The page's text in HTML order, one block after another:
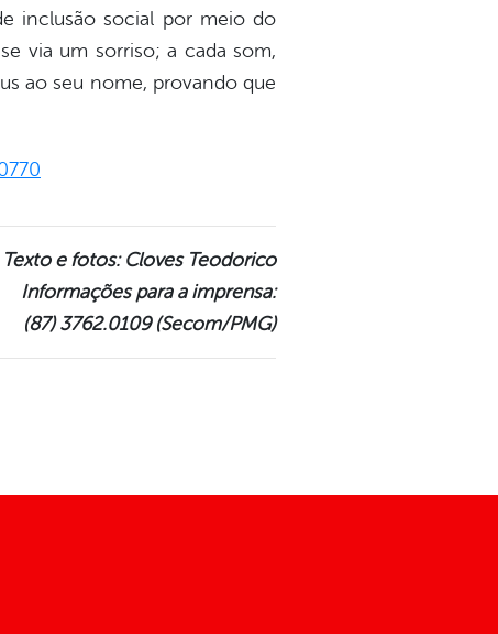
inclusão social por meio do
via um sorriso; a cada som,
ao seu nome, provando que
Texto e fotos: Cloves Teodorico
Informações para a imprensa:
(87) 3762.0109 (Secom/PMG)